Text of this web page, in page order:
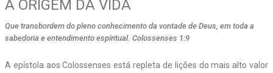
A ORIGEM DA VIDA
Que transbordem do pleno conhecimento da vontade de Deus, em toda a
sabedoria e entendimento espiritual. Colossenses 1:9
A epístola aos Colossenses está repleta de lições do mais alto valor